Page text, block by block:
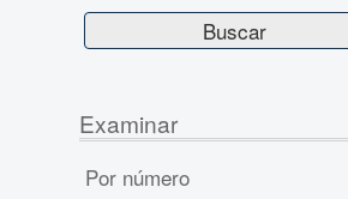
Examinar
Por número